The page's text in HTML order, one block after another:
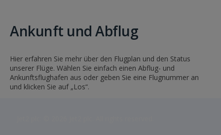
Ankunft und Abflug
Hier erfahren Sie mehr über den Flugplan und den Status
unserer Flüge. Wählen Sie einfach einen Abflug- und
Ankunftsflughafen aus oder geben Sie eine Flugnummer an
und klicken Sie auf „Los“.